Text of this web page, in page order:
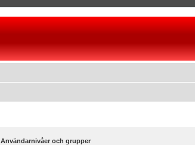
Användarnivåer och grupper